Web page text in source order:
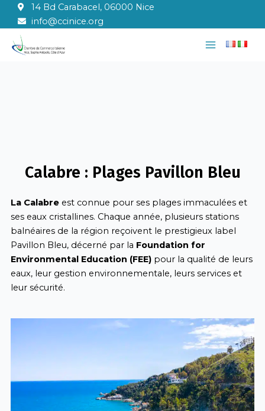
contenu
14 Bd Carabacel, 06000 Nice
info@ccinice.org
Main
Calabre : Plages Pavillon Bleu
La Calabreest connue pour ses plages immaculées et
ses eaux cristallines. Chaque année, plusieurs stations
balnéaires de la région reçoivent le prestigieux label
Pavillon Bleu, décerné par la Foundation for
Environmental Education (FEE)pour la qualité de leurs
eaux, leur gestion environnementale, leurs services et
leur sécurité.